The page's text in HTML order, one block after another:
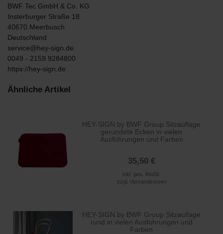
BWF Tec GmbH & Co. KG
Insterburger Straße 18
40670 Meerbusch
Deutschland
service@hey-sign.de
0049 - 2159 9284800
https://hey-sign.de
Ähnliche Artikel
HEY-SIGN by BWF Group Sitzauflage
gerundete Ecken in vielen
Ausführungen und Farben
35,50 €
inkl. ges. MwSt.
zzgl. Versandkosten
HEY-SIGN by BWF Group Sitzauflage
rund in vielen Ausführungen und
Farben